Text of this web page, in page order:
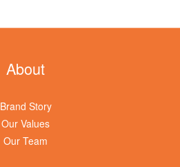
About
Brand Story
Our Values
Our Team